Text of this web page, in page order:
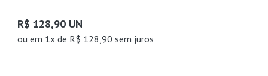
R$ 128,90 UN
ou em 1x de R$ 128,90 sem juros